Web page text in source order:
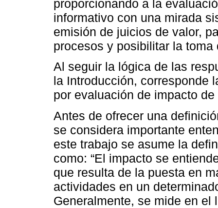
proporcionando a la
informativo con una mirada
emisión de juicios de valor,
procesos y posibilitar la
Al seguir la lógica de las
la Introducción, corresponde
por evaluación de impacto
Antes de ofrecer una
se considera importante
este trabajo se asume la
como: “El impacto se
que resulta de la puesta en
actividades en un
Generalmente, se mide en el